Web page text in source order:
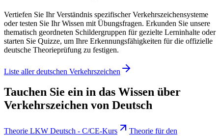
Vertiefen Sie Ihr Verständnis spezifischer Verkehrszeichensysteme
oder testen Sie Ihr Wissen mit Übungsfragen. Erkunden Sie unsere
thematisch geordneten Schildergruppen für gezielte Lerninhalte oder
starten Sie Quizze, um Ihre Erkennungsfähigkeiten für die offizielle
deutsche Theorieprüfung zu festigen.
Liste aller deutschen Verkehrszeichen
Tauchen Sie ein in das Wissen über
Verkehrszeichen von Deutsch
Theorie LKW Deutsch - C/CE-Kurs
Theorie für den